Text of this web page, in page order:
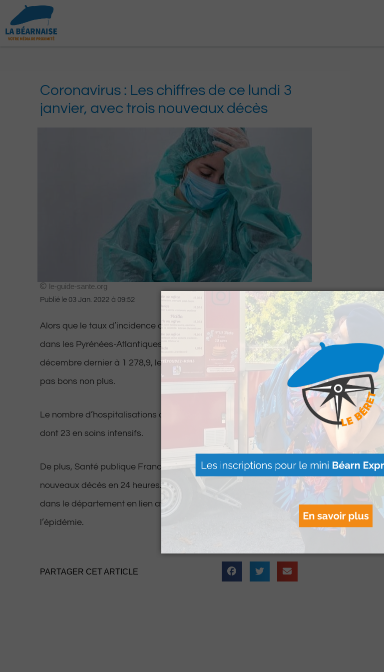
contenu
Coronavirus : Les chiffres de ce lundi 3
janvier, avec trois nouveaux décès
le-guide-sante.org
Publié le 03 Jan. 2022 à 09:52
Alors que le taux d’incidence du Covid-19 continue de grimper
dans les Pyrénées-Atlantiques avec un taux d’incidence au 30
décembre dernier à 1 278,9, les chiffres dans les hôpitaux ne sont
pas bons non plus.
Le nombre d’hospitalisations demeure en effet à 165 personnes,
dont 23 en soins intensifs.
De plus, Santé publique France a déploré ce dimanche soir trois
nouveaux décès en 24 heures. Le bilan est donc passé 577 décès
dans le département en lien avec le Covid-19 depuis le début de
l’épidémie.
PARTAGER CET ARTICLE